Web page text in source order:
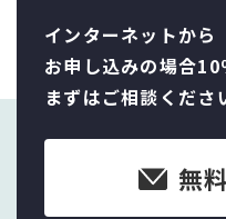
インターネットから
お申し込みの場合10
まずはご相談くださ
無